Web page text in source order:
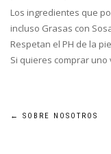
Los ingredientes que
incluso Grasas con
Respetan el PH de la
Si quieres comprar
Navegación
← SOBRE NOSOTROS